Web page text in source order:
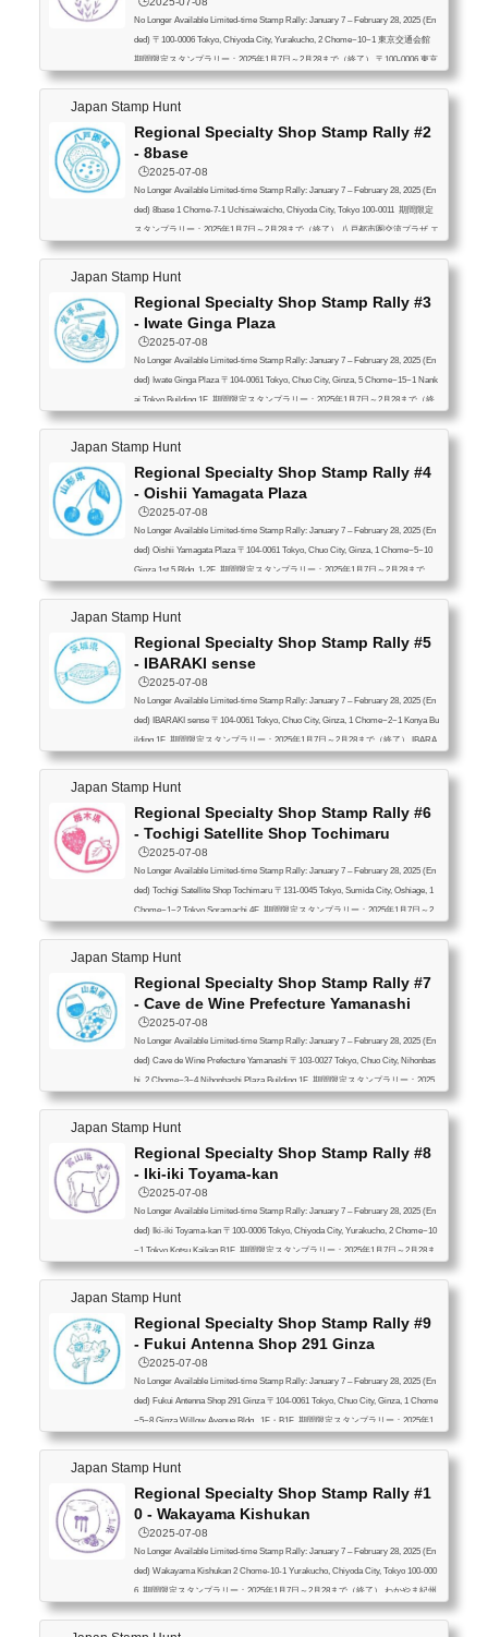
No Longer Available Limited-time Stamp Rally: January 7 – February 28, 2025 (En
ded) 〒100-0006 Tokyo, Chiyoda City, Yurakucho, 2 Chome−10−1 東京交通会館
期間限定スタンプラリー：2025年1月7日～2月28まで（終了） 〒100-0006 東京
都千代田区有楽町２丁目１０−１ 東京交通会館
Japan Stamp Hunt
Regional Specialty Shop Stamp Rally #2
- 8base
🕒️2025-07-08
No Longer Available Limited-time Stamp Rally: January 7 – February 28, 2025 (En
ded) 8base 1 Chome-7-1 Uchisaiwaicho, Chiyoda City, Tokyo 100-0011 期間限定
スタンプラリー：2025年1月7日～2月28まで（終了） 八戸都市圏交流プラザ エ
イトベース 日比谷OKUROJI 〒100-0011 東京都千代田区内幸町１丁目７−１
Japan Stamp Hunt
Regional Specialty Shop Stamp Rally #3
- Iwate Ginga Plaza
🕒️2025-07-08
No Longer Available Limited-time Stamp Rally: January 7 – February 28, 2025 (En
ded) Iwate Ginga Plaza 〒104-0061 Tokyo, Chuo City, Ginza, 5 Chome−15−1 Nank
ai Tokyo Building 1F 期間限定スタンプラリー：2025年1月7日～2月28まで（終
了） いわて銀河プラザ 〒104-0061 東京都中央区銀座５丁目１５−１ 南海東京
Japan Stamp Hunt
Regional Specialty Shop Stamp Rally #4
- Oishii Yamagata Plaza
🕒️2025-07-08
No Longer Available Limited-time Stamp Rally: January 7 – February 28, 2025 (En
ded) Oishii Yamagata Plaza 〒104-0061 Tokyo, Chuo City, Ginza, 1 Chome−5−10
Ginza 1st.5 Bldg, 1-2F 期間限定スタンプラリー：2025年1月7日～2月28まで
（終了） おいしい山形プラザ 〒104-0061 東京都中央区銀座１丁目５−１０ 銀
Japan Stamp Hunt
Regional Specialty Shop Stamp Rally #5
- IBARAKI sense
🕒️2025-07-08
No Longer Available Limited-time Stamp Rally: January 7 – February 28, 2025 (En
ded) IBARAKI sense 〒104-0061 Tokyo, Chuo City, Ginza, 1 Chome−2−1 Konya Bu
ilding 1F 期間限定スタンプラリー：2025年1月7日～2月28まで（終了） IBARA
KI sense 〒104-0061 東京都中央区銀座１丁目２−１ 紺屋ビル 1階
Japan Stamp Hunt
Regional Specialty Shop Stamp Rally #6
- Tochigi Satellite Shop Tochimaru
🕒️2025-07-08
No Longer Available Limited-time Stamp Rally: January 7 – February 28, 2025 (En
ded) Tochigi Satellite Shop Tochimaru 〒131-0045 Tokyo, Sumida City, Oshiage, 1
Chome−1−2 Tokyo Soramachi 4F 期間限定スタンプラリー：2025年1月7日～2
月28まで（終了） 栃木県アンテナショップとちまるショップ 〒131-0045 東京
Japan Stamp Hunt
Regional Specialty Shop Stamp Rally #7
- Cave de Wine Prefecture Yamanashi
🕒️2025-07-08
No Longer Available Limited-time Stamp Rally: January 7 – February 28, 2025 (En
ded) Cave de Wine Prefecture Yamanashi 〒103-0027 Tokyo, Chuo City, Nihonbas
hi, 2 Chome−3−4 Nihonbashi Plaza Building 1F 期間限定スタンプラリー：2025
年1月7日～2月28まで（終了） Cave de ワイン県やまなし 〒103-0027 東京都中
Japan Stamp Hunt
Regional Specialty Shop Stamp Rally #8
- Iki-iki Toyama-kan
🕒️2025-07-08
No Longer Available Limited-time Stamp Rally: January 7 – February 28, 2025 (En
ded) Iki-iki Toyama-kan 〒100-0006 Tokyo, Chiyoda City, Yurakucho, 2 Chome−10
−1 Tokyo Kotsu Kaikan B1F 期間限定スタンプラリー：2025年1月7日～2月28ま
で（終了） いきいき富山館 〒100-0006 東京都千代田区有楽町２丁目１０−１
Japan Stamp Hunt
Regional Specialty Shop Stamp Rally #9
- Fukui Antenna Shop 291 Ginza
🕒️2025-07-08
No Longer Available Limited-time Stamp Rally: January 7 – February 28, 2025 (En
ded) Fukui Antenna Shop 291 Ginza 〒104-0061 Tokyo, Chuo City, Ginza, 1 Chome
−5−8 Ginza Willow Avenue Bldg., 1F・B1F 期間限定スタンプラリー：2025年1
月7日～2月28まで（終了） ふくい食の國291 〒104-0061 東京都中央区銀座１
Japan Stamp Hunt
Regional Specialty Shop Stamp Rally #1
0 - Wakayama Kishukan
🕒️2025-07-08
No Longer Available Limited-time Stamp Rally: January 7 – February 28, 2025 (En
ded) Wakayama Kishukan 2 Chome-10-1 Yurakucho, Chiyoda City, Tokyo 100-000
6 期間限定スタンプラリー：2025年1月7日～2月28まで（終了） わかやま紀州
館 〒100-0006 東京都千代田区有楽町２丁目１０−１